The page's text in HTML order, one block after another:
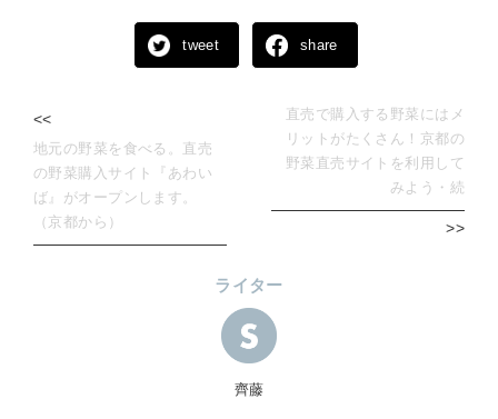
tweet share
<<
地元の野菜を食べる。直売
の野菜購入サイト『あわい
ば』がオープンします。
（京都から）
直売で購入する野菜にはメ
リットがたくさん！京都の
野菜直売サイトを利用して
みよう・続
>>
ライター
齊藤